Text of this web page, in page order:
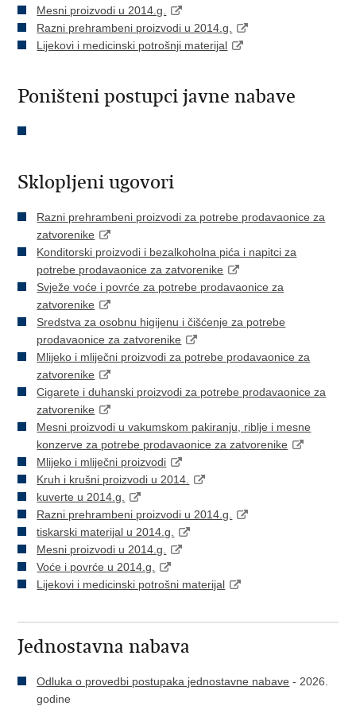
Mesni proizvodi u 2014.g.
Razni prehrambeni proizvodi u 2014.g.
Lijekovi i medicinski potrošnji materijal
Poništeni postupci javne nabave
Sklopljeni ugovori
Razni prehrambeni proizvodi za potrebe prodavaonice za
zatvorenike
Konditorski proizvodi i bezalkoholna pića i napitci za
potrebe prodavaonice za zatvorenike
Svježe voće i povrće za potrebe prodavaonice za
zatvorenike
Sredstva za osobnu higijenu i čišćenje za potrebe
prodavaonice za zatvorenike
Mlijeko i mliječni proizvodi za potrebe prodavaonice za
zatvorenike
Cigarete i duhanski proizvodi za potrebe prodavaonice za
zatvorenike
Mesni proizvodi u vakumskom pakiranju, riblje i mesne
konzerve za potrebe prodavaonice za zatvorenike
Mlijeko i mliječni proizvodi
Kruh i krušni proizvodi u 2014.
kuverte u 2014.g.
Razni prehrambeni proizvodi u 2014.g.
tiskarski materijal u 2014.g.
Mesni proizvodi u 2014.g.
Voće i povrće u 2014.g.
Lijekovi i medicinski potrošni materijal
Jednostavna nabava
Odluka o provedbi postupaka jednostavne nabave - 2026.
godine